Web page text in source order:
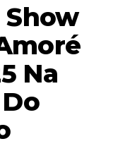
Show
Na